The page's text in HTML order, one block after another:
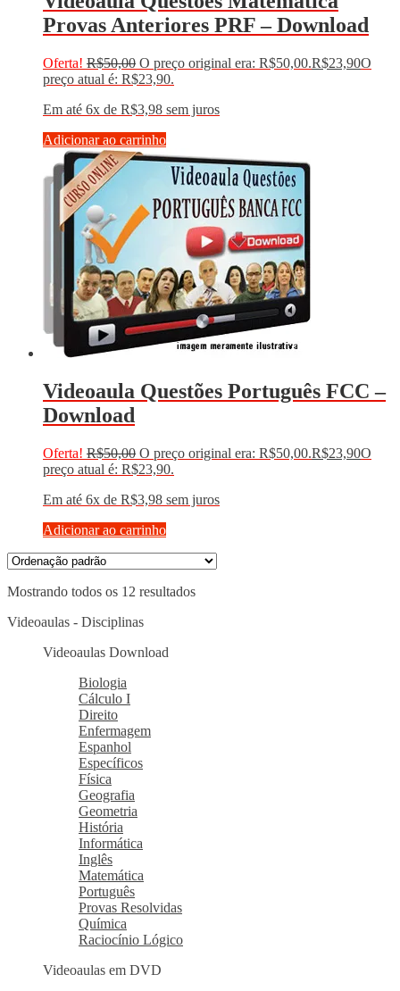
Provas Anteriores PRF – Download
Oferta! R$50,00 O preço original era: R$50,00.R$23,90O
preço atual é: R$23,90.
Em até 6x de R$3,98 sem juros
Adicionar ao carrinho
Videoaula Questões Português FCC –
Download
Oferta! R$50,00 O preço original era: R$50,00.R$23,90O
preço atual é: R$23,90.
Em até 6x de R$3,98 sem juros
Adicionar ao carrinho
Mostrando todos os 12 resultados
Videoaulas - Disciplinas
Videoaulas Download
Biologia
Cálculo I
Direito
Enfermagem
Espanhol
Específicos
Física
Geografia
Geometria
História
Informática
Inglês
Matemática
Português
Provas Resolvidas
Química
Raciocínio Lógico
Videoaulas em DVD